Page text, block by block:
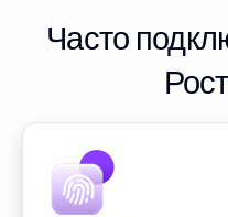
Часто